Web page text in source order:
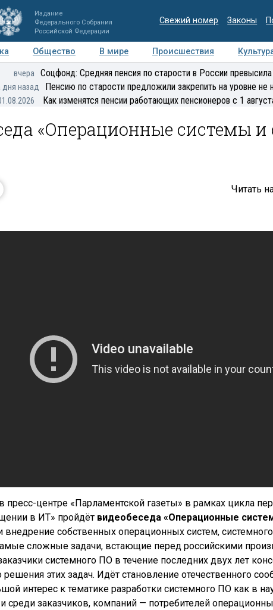
Издание
Федерального Собрания
Российской Федерации
Свежий номер Законы
Общество В мире Происшествия
Мнения Регионы Медиацентр Интервью
вчера Соцфонд: Средняя пенсия по старости в России
дня назад Пенсию по старости предложили закрепить на уровне не
Как изменятся пенсии работающих пенсионеров с 1
«Операционные системы и
Читать
в пресс-центре «Парламентской газеты» в рамках цикла
в ИТ» пройдёт видеобеседа «Операционные
внедрение собственных операционных систем,
сложные задачи, встающие перед российскими
системного ПО в течение последних двух лет
этих задач. Идёт становление отечественного
интерес к тематике разработки системного ПО как в
среди заказчиков, компаний — потребителей